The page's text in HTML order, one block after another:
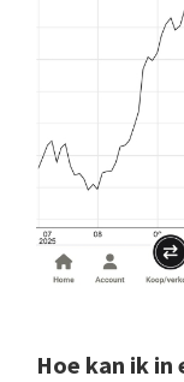
Hoe kan ik